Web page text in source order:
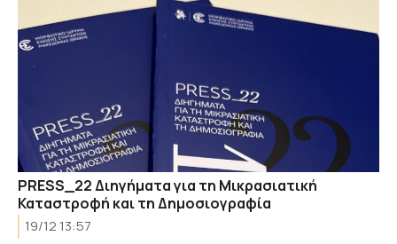
PRESS_22 Διηγήματα για τη Μικρασιατική
Καταστροφή και τη Δημοσιογραφία
19/12 13:57